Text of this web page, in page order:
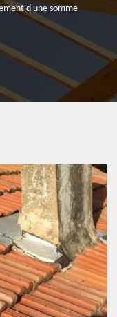
d'une somme